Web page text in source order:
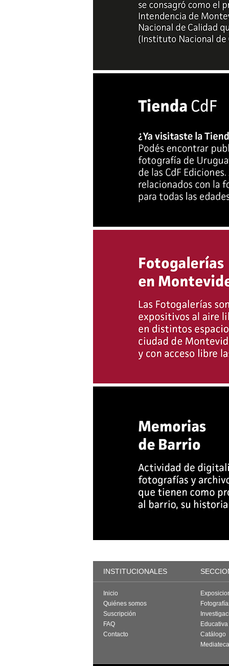
INSTITUCIONALES
Inicio
Quiénes somos
Suscripción
FAQ
Contacto
Educativa
Catálogo
Mediateca